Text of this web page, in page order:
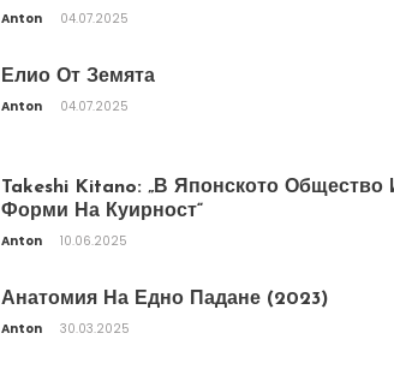
Anton 04.07.2025
Елио От Земята
Anton 04.07.2025
Takeshi Kitano: „В Японското Общество
Форми На Куирност“
Anton 10.06.2025
Анатомия На Едно Падане (2023)
Anton 30.03.2025